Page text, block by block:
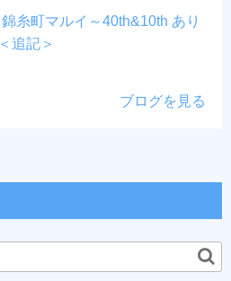
糸町マルイ～40th&10th あり
追記＞
ブログを見る